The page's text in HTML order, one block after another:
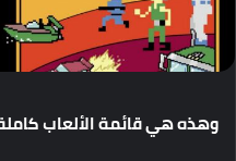
وهذه هي قائمة الألعاب